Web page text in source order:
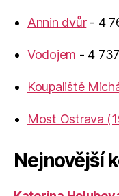
Annin dvůr- 4
Vodojem - 4
Koupaliště
Most Ostrava
Nejnovější